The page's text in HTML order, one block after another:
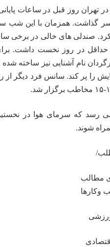
گذاشت. همزمان با این شب
نکرد. صندلی های خالی در
حداقل در روز نخست داشت.
نام آشنایی نیز ساخته
را پر کند. سانس فرد دیگر از
رسد که سرمای هوا در
شوند.
مطالب
وکارها